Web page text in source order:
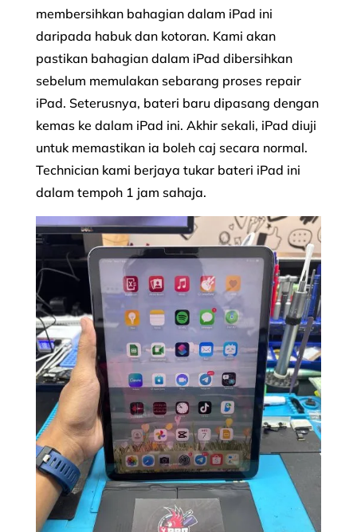
membersihkan bahagian dalam iPad ini
daripada habuk dan kotoran. Kami akan
pastikan bahagian dalam iPad dibersihkan
sebelum memulakan sebarang proses repair
iPad. Seterusnya, bateri baru dipasang dengan
kemas ke dalam iPad ini. Akhir sekali, iPad diuji
untuk memastikan ia boleh caj secara normal.
Technician kami berjaya tukar bateri iPad ini
dalam tempoh 1 jam sahaja.